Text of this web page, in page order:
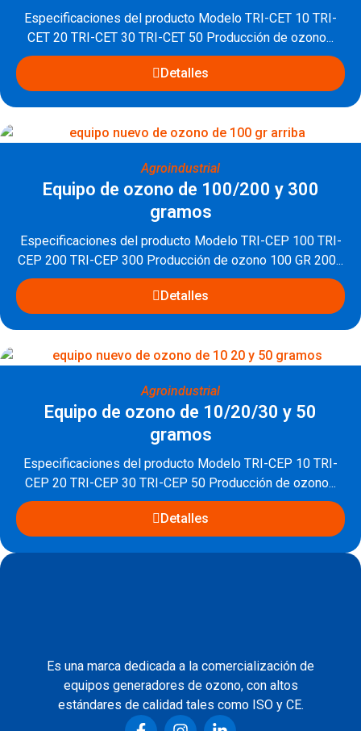
Especificaciones del producto Modelo TRI-CET 10 TRI-
CET 20 TRI-CET 30 TRI-CET 50 Producción de ozono...
Detalles
Agroindustrial
Equipo de ozono de 100/200 y 300
gramos
Especificaciones del producto Modelo TRI-CEP 100 TRI-
CEP 200 TRI-CEP 300 Producción de ozono 100 GR 200...
Detalles
Agroindustrial
Equipo de ozono de 10/20/30 y 50
gramos
Especificaciones del producto Modelo TRI-CEP 10 TRI-
CEP 20 TRI-CEP 30 TRI-CEP 50 Producción de ozono...
Detalles
Es una marca dedicada a la comercialización de
equipos generadores de ozono, con altos
estándares de calidad tales como ISO y CE.